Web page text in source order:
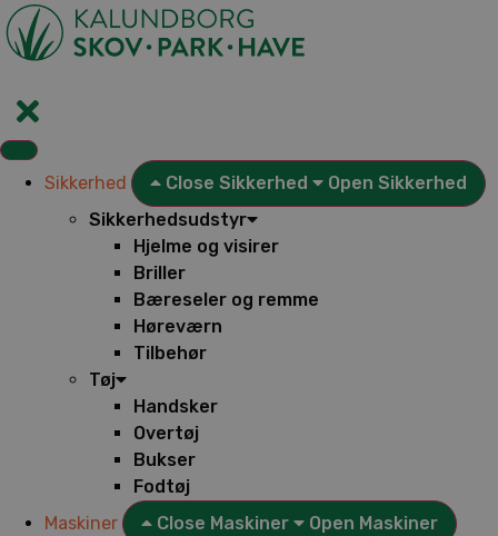
Videre
til
indhold
Sikkerhed Close Sikkerhed
Open Sikkerhed
Sikkerhedsudstyr
Hjelme og visirer
Briller
Bæreseler og remme
Høreværn
Tilbehør
Tøj
Handsker
Overtøj
Bukser
Fodtøj
Maskiner
Close Maskiner
Open Maskiner